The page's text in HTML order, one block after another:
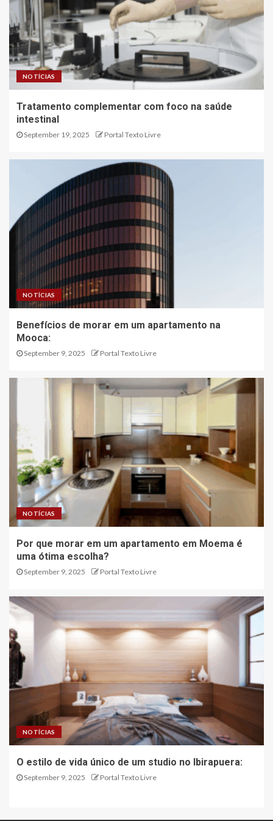
NOTÍCIAS
Tratamento complementar com foco na saúde
intestinal
September 19, 2025 Portal Texto Livre
NOTÍCIAS
Benefícios de morar em um apartamento na
Mooca:
September 9, 2025 Portal Texto Livre
NOTÍCIAS
Por que morar em um apartamento em Moema é
uma ótima escolha?
September 9, 2025 Portal Texto Livre
NOTÍCIAS
O estilo de vida único de um studio no Ibirapuera:
September 9, 2025 Portal Texto Livre